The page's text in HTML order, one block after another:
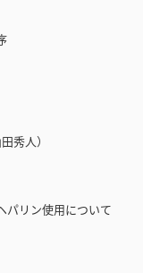
人）
リン使用について